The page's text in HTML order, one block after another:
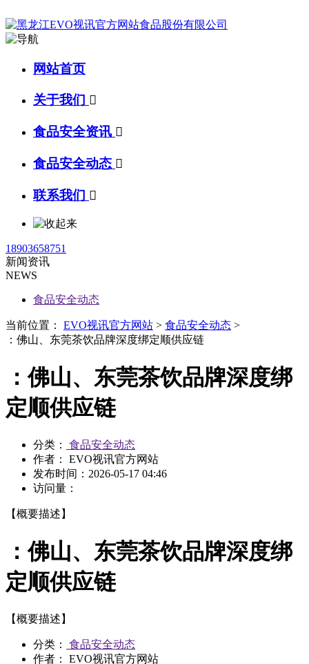
网站首页
关于我们 
食品安全资讯 
食品安全动态 
联系我们 
18903658751
新闻资讯
NEWS
食品安全动态
当前位置： EVO视讯官方网站 > 食品安全动态 >
：佛山、东莞茶饮品牌深度绑定顺供应链
：佛山、东莞茶饮品牌深度绑
定顺供应链
分类：
食品安全动态
作者： EVO视讯官方网站
发布时间： 2026-05-17 04:46
访问量：
【概要描述】
：佛山、东莞茶饮品牌深度绑
定顺供应链
【概要描述】
分类：
食品安全动态
作者： EVO视讯官方网站